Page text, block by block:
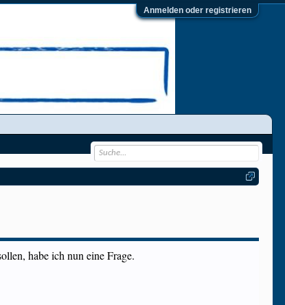
Anmelden oder registrieren
habe ich nun eine Frage.